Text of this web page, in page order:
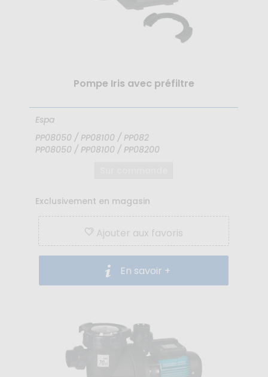
Pompe Iris avec préfiltre
Espa
PP08050 / PP08100 / PP082
PP08050 / PP08100 / PP08200
Exclusivement en magasin
Ajouter aux favoris
En savoir +